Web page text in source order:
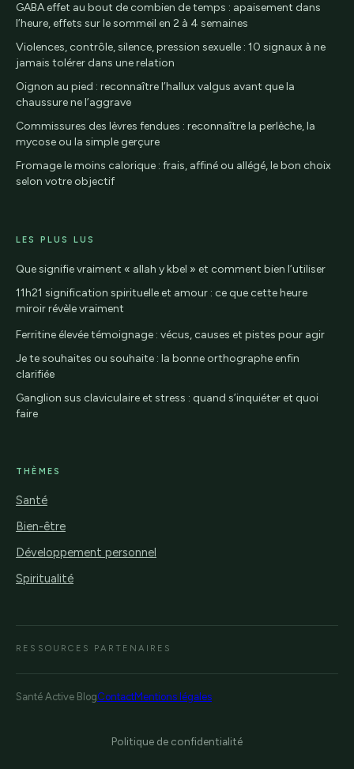
GABA effet au bout de combien de temps : apaisement dans
l’heure, effets sur le sommeil en 2 à 4 semaines
Violences, contrôle, silence, pression sexuelle : 10 signaux à ne
jamais tolérer dans une relation
Oignon au pied : reconnaître l’hallux valgus avant que la
chaussure ne l’aggrave
Commissures des lèvres fendues : reconnaître la perlèche, la
mycose ou la simple gerçure
Fromage le moins calorique : frais, affiné ou allégé, le bon choix
selon votre objectif
LES PLUS LUS
Que signifie vraiment « allah y kbel » et comment bien l’utiliser
11h21 signification spirituelle et amour : ce que cette heure
miroir révèle vraiment
Ferritine élevée témoignage : vécus, causes et pistes pour agir
Je te souhaites ou souhaite : la bonne orthographe enfin
clarifiée
Ganglion sus claviculaire et stress : quand s’inquiéter et quoi
faire
THÈMES
Santé
Bien-être
Développement personnel
Spiritualité
RESSOURCES PARTENAIRES
Santé Active BlogContactMentions légales
Politique de confidentialité